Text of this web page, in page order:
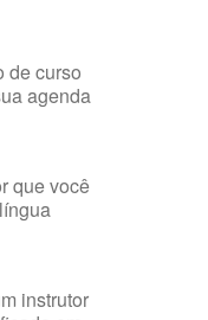
curso
agenda
que você
instrutor
em